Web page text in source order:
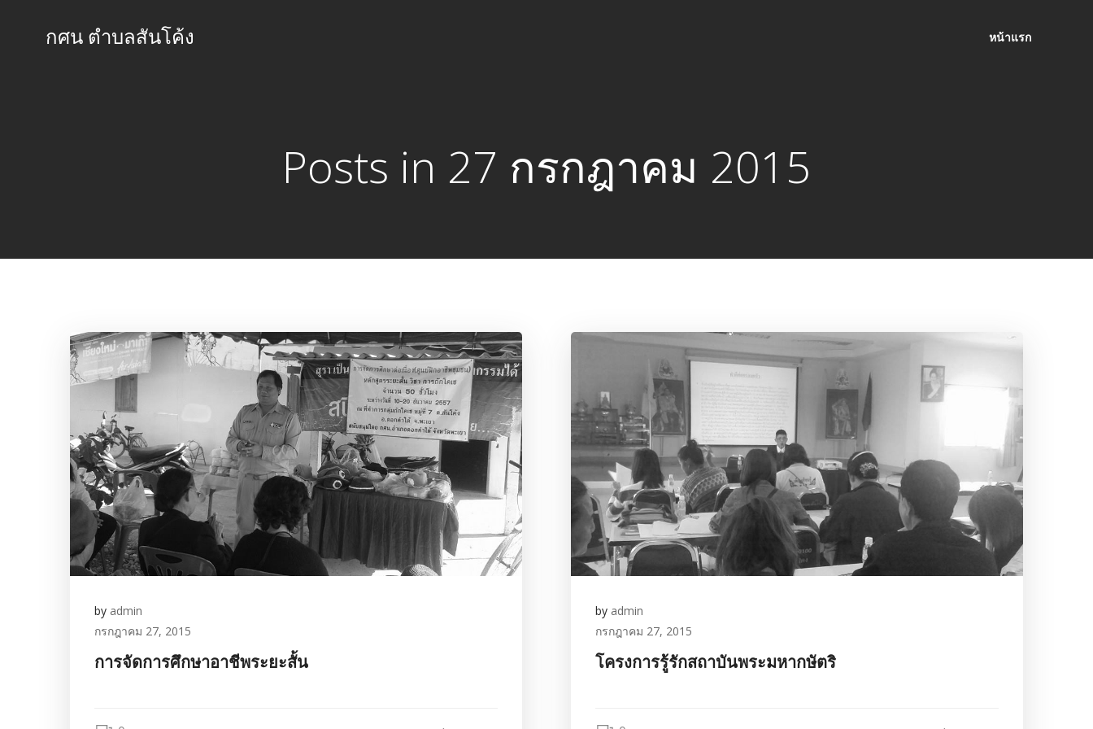
กศน ตำบลสันโค้ง หน้าแรก
Posts in 27 กรกฎาคม 2015
by admin
กรกฎาคม 27, 2015
การจัดการศึกษาอาชีพระยะสั้น
by admin
กรกฎาคม 27, 2015
โครงการรู้รักสถาบันพระมหากษัตริ